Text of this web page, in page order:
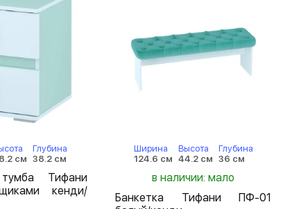
см
Глубина
38.2 см
Тифани
кенди/
Ширина
124.6 см
Высота
44.2 см
Глубина
36 см
в наличии: мало
Банкетка Тифани ПФ-01